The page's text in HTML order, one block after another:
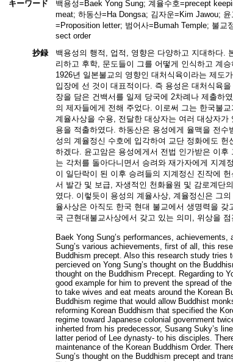
キーワード
백용성=Baek Yong Sung; 계율수호=precept
meat; 하동산=Ha Dongsa; 김자운=Kim Jawou;
=Proposition letter; 범어사=Bumah Temple; 불
sect order
抄録
백용성의 행적, 업적, 영향은 다양하고 지대하다.
리하고 후학, 문도들이 그를 어떻게 인식하고 계
1926년 일본불교의 영향인 대처식육이라는 제도
입장에 선 것이 대표적이다. 즉 용성은 대처식육
장을 담은 건백서를 일제 당국에 2차례나 제출하
의 제자들에게 전해 주었다. 이로써 그는 한국불
계율사상을 수용, 전달한 대상자는 여러 대상자
용을 적출하였다. 하동산은 용성에게 율맥을 전
성의 계율정신 수호에 입각하여 교단 정화에도
하겠다. 윤고암은 용성에게서 전법 인가받은 이
는 각처를 돌아다니면서 승려와 재가자에게 지계
이 일단락이 된 이후 승려들의 지계정신 진작에
서 발간 및 보급, 자생적인 천화율원 및 감로계단
였다. 이렇듯이 용성의 계율사상, 계율정신은 그
율사상은 아직도 한국 현대 불교에서 생명력을
국 근현대불교사상에서 갖고 있는 의미, 위상을
Baek Yong Sung’s performances,
Sung’s various achievements, first of all, this
Buddhism precept. Also this research study tries
percieved on Yong Sung’s thought on the
thought on the Buddhism Precept. Regarding to
good example for him to prevent the spread of
to take wives and eat meats around the Korean
Buddhism regime that would allow Buddhist
reforming Korean Buddhism that specified the
regime toward Japanese colonial government
inherted from his predecessor, Susang Suky’s
latter period of Lee dynasty- to his disciples.
maintenance of the Korean Buddhism Order.
Sung’s thought on the Buddhism precept and